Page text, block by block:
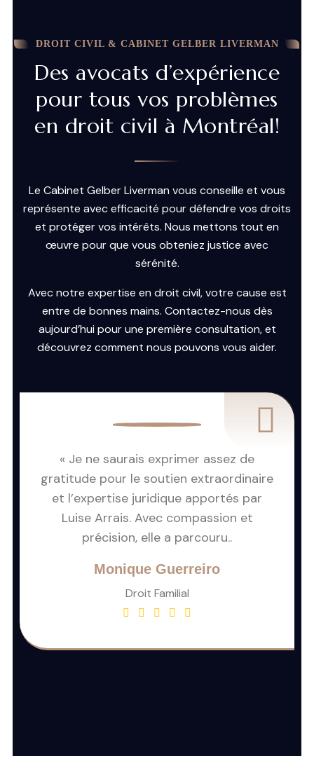
DROIT CIVIL & CABINET GELBER LIVERMAN
Des avocats d’expérience
pour tous vos problèmes
en droit civil à Montréal!
Le Cabinet Gelber Liverman vous conseille et vous
représente avec efficacité pour défendre vos droits
et protéger vos intérêts. Nous mettons tout en
œuvre pour que vous obteniez justice avec
sérénité.
Avec notre expertise en droit civil, votre cause est
entre de bonnes mains. Contactez-nous dès
aujourd’hui pour une première consultation, et
découvrez comment nous pouvons vous aider.
« Je ne saurais exprimer assez de
gratitude pour le soutien extraordinaire
et l’expertise juridique apportés par
Luise Arrais. Avec compassion et
précision, elle a parcouru..
Monique Guerreiro
Droit Familial